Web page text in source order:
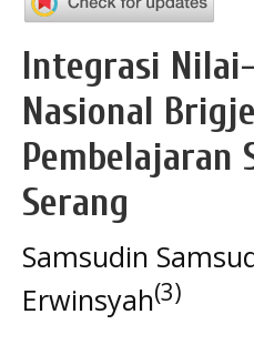
Integrasi
Nasional
Pembelajaran
Serang
Samsudin
Erwinsyah(3)